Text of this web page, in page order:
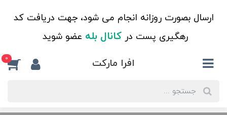
ارسال بصورت روزانه انجام می شود، جهت دریافت کد
رهگیری پست درکانال بله عضو شوید
افرا مارکت 0